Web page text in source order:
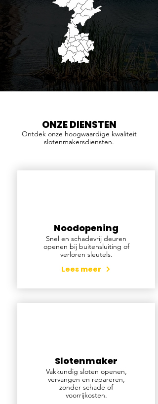
ONZE DIENSTEN
Ontdek onze hoogwaardige kwaliteit
slotenmakersdiensten.
Noodopening
Snel en schadevrij deuren
openen bij buitensluiting of
verloren sleutels.
Lees meer
Slotenmaker
Vakkundig sloten openen,
vervangen en repareren,
zonder schade of
voorrijkosten.